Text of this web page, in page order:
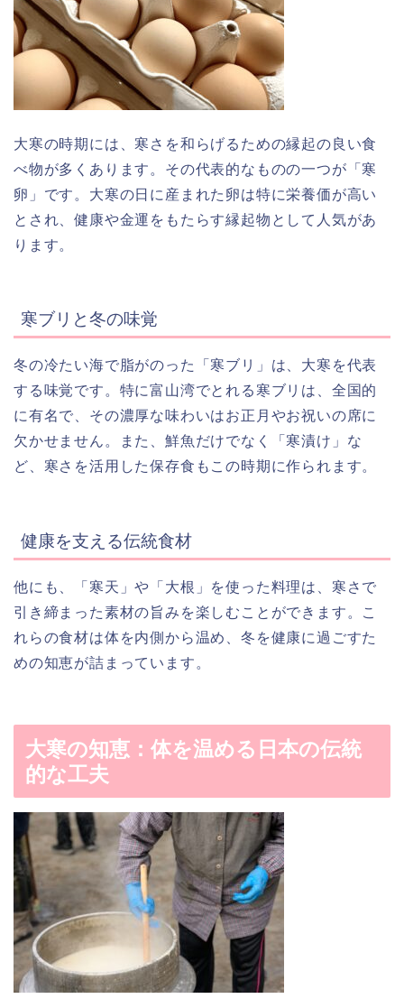
大寒の時期には、寒さを和らげるための縁起の良い食
べ物が多くあります。その代表的なものの一つが「寒
卵」です。大寒の日に産まれた卵は特に栄養価が高い
とされ、健康や金運をもたらす縁起物として人気があ
ります。
寒ブリと冬の味覚
冬の冷たい海で脂がのった「寒ブリ」は、大寒を代表
する味覚です。特に富山湾でとれる寒ブリは、全国的
に有名で、その濃厚な味わいはお正月やお祝いの席に
欠かせません。また、鮮魚だけでなく「寒漬け」な
ど、寒さを活用した保存食もこの時期に作られます。
健康を支える伝統食材
他にも、「寒天」や「大根」を使った料理は、寒さで
引き締まった素材の旨みを楽しむことができます。こ
れらの食材は体を内側から温め、冬を健康に過ごすた
めの知恵が詰まっています。
大寒の知恵：体を温める日本の伝統
的な工夫